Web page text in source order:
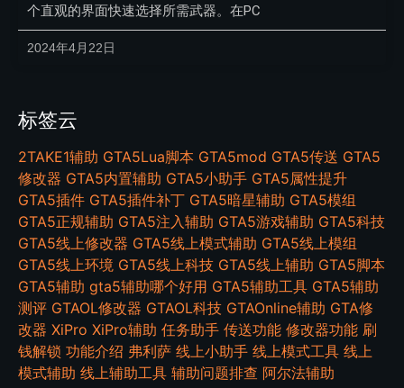
个直观的界面快速选择所需武器。在PC
2024年4月22日
标签云
2TAKE1辅助 GTA5Lua脚本 GTA5mod GTA5传送 GTA5
修改器 GTA5内置辅助 GTA5小助手 GTA5属性提升
GTA5插件 GTA5插件补丁 GTA5暗星辅助 GTA5模组
GTA5正规辅助 GTA5注入辅助 GTA5游戏辅助 GTA5科技
GTA5线上修改器 GTA5线上模式辅助 GTA5线上模组
GTA5线上环境 GTA5线上科技 GTA5线上辅助 GTA5脚本
GTA5辅助 gta5辅助哪个好用 GTA5辅助工具 GTA5辅助
测评 GTAOL修改器 GTAOL科技 GTAOnline辅助 GTA修
改器 XiPro XiPro辅助 任务助手 传送功能 修改器功能 刷
钱解锁 功能介绍 弗利萨 线上小助手 线上模式工具 线上
模式辅助 线上辅助工具 辅助问题排查 阿尔法辅助